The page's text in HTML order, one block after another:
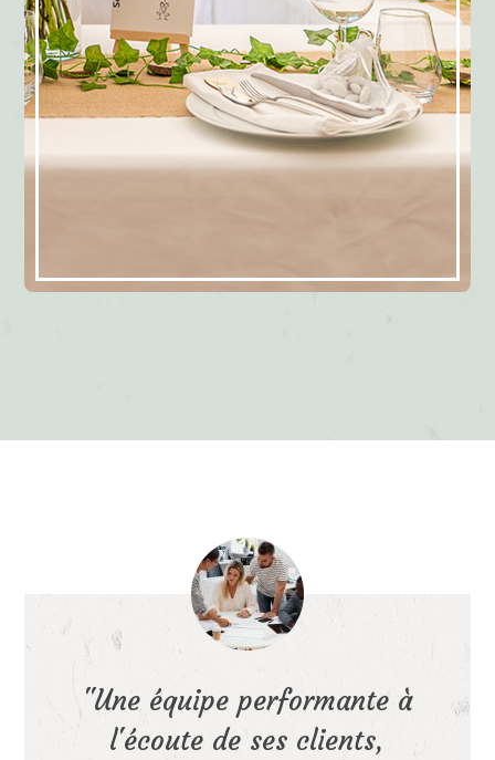
Une équipe performante à
l'écoute de ses clients,